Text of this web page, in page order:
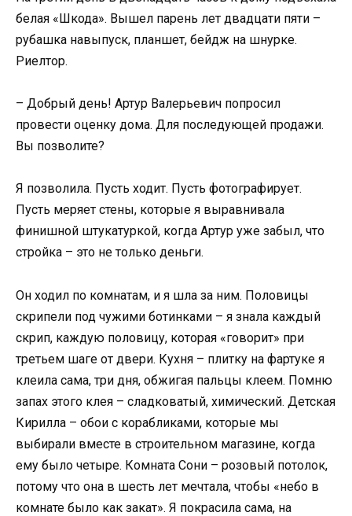
белая «Шкода». Вышел парень лет двадцати пяти –
рубашка навыпуск, планшет, бейдж на шнурке.
Риелтор.
– Добрый день! Артур Валерьевич попросил
провести оценку дома. Для последующей продажи.
Вы позволите?
Я позволила. Пусть ходит. Пусть фотографирует.
Пусть меряет стены, которые я выравнивала
финишной штукатуркой, когда Артур уже забыл, что
стройка – это не только деньги.
Он ходил по комнатам, и я шла за ним. Половицы
скрипели под чужими ботинками – я знала каждый
скрип, каждую половицу, которая «говорит» при
третьем шаге от двери. Кухня – плитку на фартуке я
клеила сама, три дня, обжигая пальцы клеем. Помню
запах этого клея – сладковатый, химический. Детская
Кирилла – обои с корабликами, которые мы
выбирали вместе в строительном магазине, когда
ему было четыре. Комната Сони – розовый потолок,
потому что она в шесть лет мечтала, чтобы «небо в
комнате было как закат». Я покрасила сама, на